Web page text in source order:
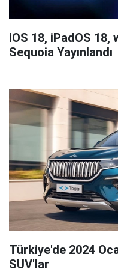
iOS 18, iPadOS 18,
Sequoia Yayınlandı
Türkiye'de 2024
SUV'lar